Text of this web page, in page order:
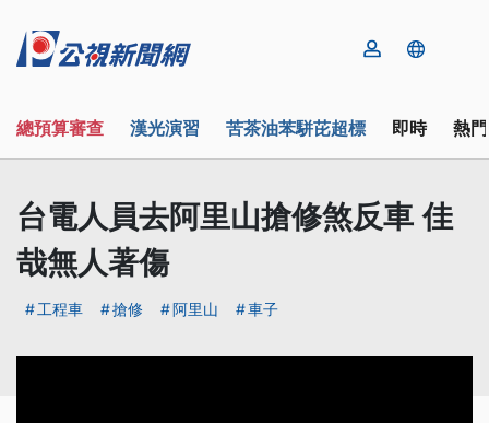
總預算審查 漢光演習 苦茶油苯駢芘超標 即時 熱
台電人員去阿里山搶修煞反車 佳
哉無人著傷
工程車 搶修 阿里山 車子